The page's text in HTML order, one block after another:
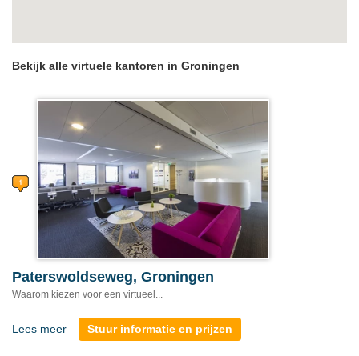
Bekijk alle virtuele kantoren in Groningen
Paterswoldseweg, Groningen
Waarom kiezen voor een virtueel...
Lees meer Stuur informatie en prijzen